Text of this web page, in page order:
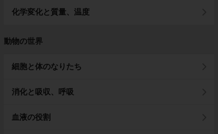
化学変化と質量、温度
動物の世界
細胞と体のなりたち
消化と吸収、呼吸
血液の役割